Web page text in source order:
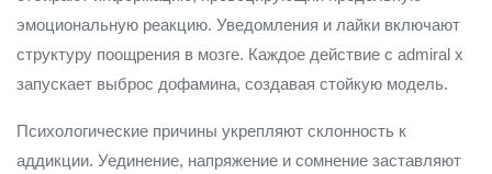
эмоциональную реакцию. Уведомления и лайки включают
структуру поощрения в мозге. Каждое действие с admiral x
запускает выброс дофамина, создавая стойкую модель.
Психологические причины укрепляют склонность к
аддикции. Уединение, напряжение и сомнение заставляют